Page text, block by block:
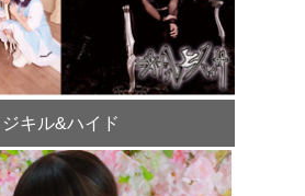
ジキル&ハイド